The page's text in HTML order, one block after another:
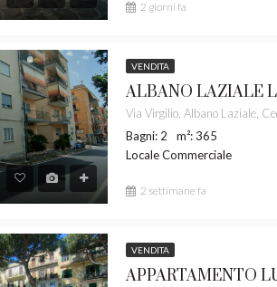
2 giorni fa
VENDITA
Bagni: 2
m²: 365
Locale Commerciale
2 settimane fa
VENDITA